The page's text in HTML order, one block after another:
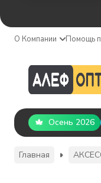
О Компании Помощь
Осень 2026
Главная